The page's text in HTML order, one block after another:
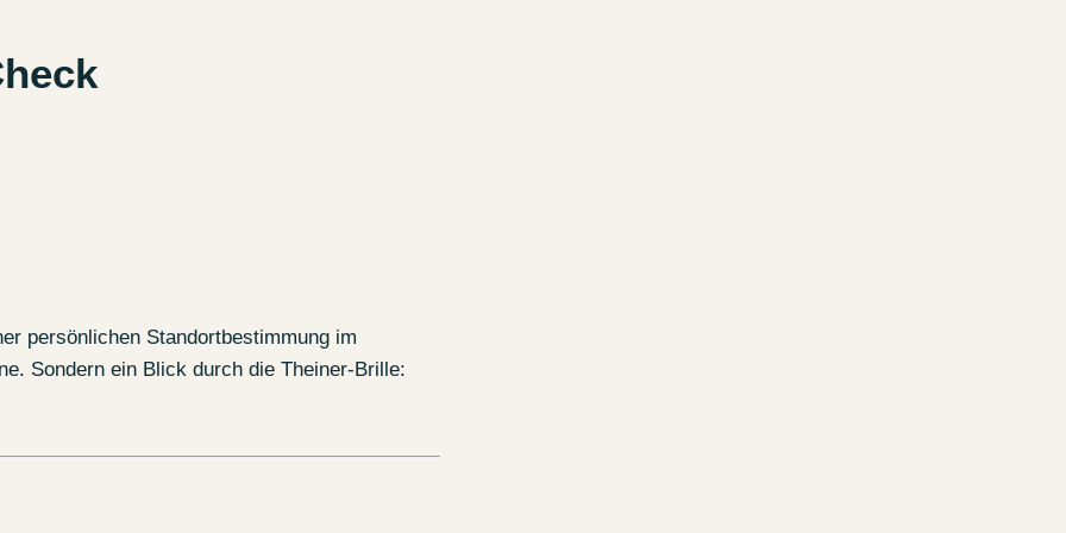
persönlichen Standortbestimmung im
Sondern ein Blick durch die Theiner-Brille: